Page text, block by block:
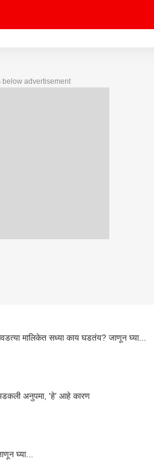
below advertisement
कुठे काय करते'; तुमच्या आवडत्या मालिकेत सध्या काय घडतंय? जाणून घ्या...
भडकली अनुपमा, 'हे' आहे कारण
घ्या...